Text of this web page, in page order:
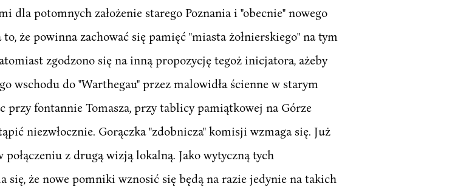
dla potomnych założenie starego Poznania i "obecnie" nowego
że powinna zachować się pamięć "miasta żołnierskiego" na tym
zgodzono się na inną propozycję tegoż inicjatora, ażeby
wschodu do "Warthegau" przez malowidła ścienne w starym
przy fontannie Tomasza, przy tablicy pamiątkowej na Górze
niezwłocznie. Gorączka "zdobnicza" komisji wzmaga się. Już
z drugą wizją lokalną. Jako wytyczną tych
się, że nowe pomniki wznosić się będą na razie jedynie na takich